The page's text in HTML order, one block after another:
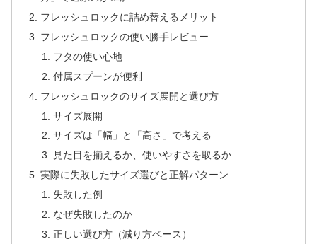
フレッシュロックに詰め替えるメリット
フレッシュロックの使い勝手レビュー
フタの使い心地
付属スプーンが便利
フレッシュロックのサイズ展開と選び方
サイズ展開
サイズは「幅」と「高さ」で考える
見た目を揃えるか、使いやすさを取るか
実際に失敗したサイズ選びと正解パターン
失敗した例
なぜ失敗したのか
正しい選び方（減り方ベース）